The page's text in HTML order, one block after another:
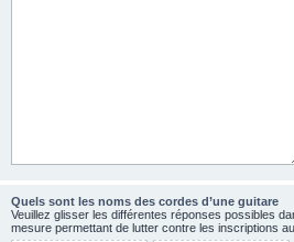
Quels sont les noms des cordes d’une guitare
Veuillez glisser les différentes réponses possibles
mesure permettant de lutter contre les inscriptions